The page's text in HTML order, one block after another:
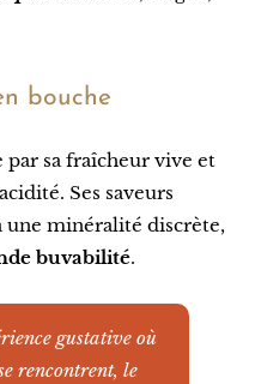
bouche
par sa fraîcheur vive et
Ses saveurs
une minéralité discrète,
buvabilité.
gustative où
rencontrent, le